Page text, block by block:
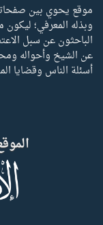
موقع يحوي بين
وبذله المعرفي؛ ليكون
الباحثون عن سبل
عن الشيخ وأحواله
أسئلة الناس وقضايا